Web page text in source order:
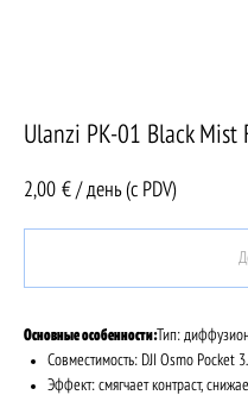
Ulanzi PK-01 Black Mist
2,00 € / день (c PDV)
Основные особенности:Тип:
Совместимость: DJI Osmo Pocket 3.
Эффект: смягчает контраст,